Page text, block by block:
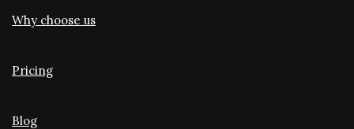
Why choose us
Pricing
Blog